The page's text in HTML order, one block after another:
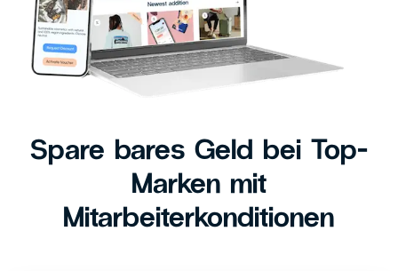
Spare bares Geld bei Top-
Marken mit
Mitarbeiterkonditionen